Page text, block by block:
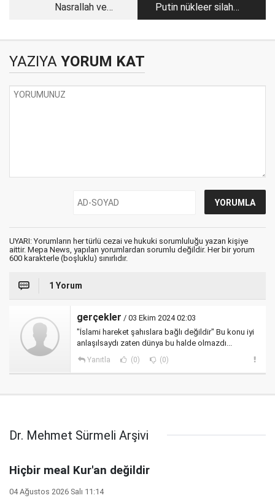
Nasrallah ve
Putin nükleer silah
kullanır mı?
YAZIYA YORUM KAT
UYARI: Yorumların her türlü cezai ve hukuki sorumluluğu yazan kişiye
aittir. Mepa News, yapılan yorumlardan sorumlu değildir. Her bir yorum
600 karakterle (boşluklu) sınırlıdır.
1 Yorum
gerçekler / 03 Ekim 2024 02:03
"İslami hareket şahıslara bağlı değildir" Bu konu iyi
anlaşılsaydı zaten dünya bu halde olmazdı...
Yanıtla (0) (0)
Dr. Mehmet Sürmeli Arşivi
Hiçbir meal Kur'an değildir
04 Ağustos 2026 Salı 11:14